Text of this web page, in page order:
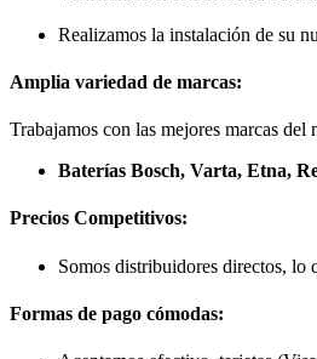
Realizamos la instalación de su
Amplia variedad de marcas:
Trabajamos con las mejores marcas del
Baterías Bosch, Varta, Etna,
Precios Competitivos:
Somos distribuidores directos, lo
Formas de pago cómodas: